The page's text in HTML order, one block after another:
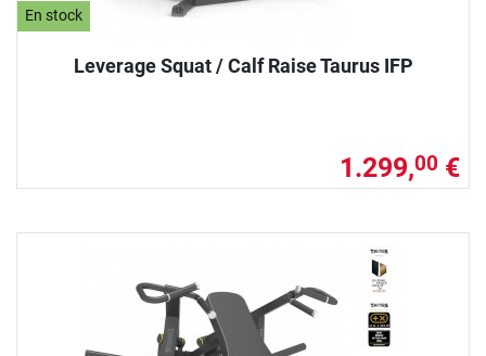
En stock
Leverage Squat / Calf Raise Taurus IFP
1.299,00 €